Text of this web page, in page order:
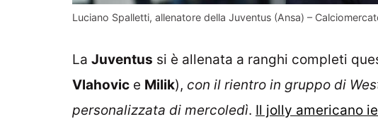
Luciano Spalletti, allenatore della Juventus (Ansa) –
La Juventus si è allenata a ranghi completi
Vlahovic e Milik), con il rientro in gruppo di
personalizzata di mercoledì. Il jolly americano